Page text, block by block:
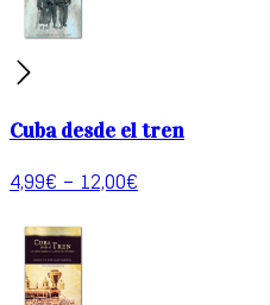
Cuba desde el tren
4,99€–12,00€